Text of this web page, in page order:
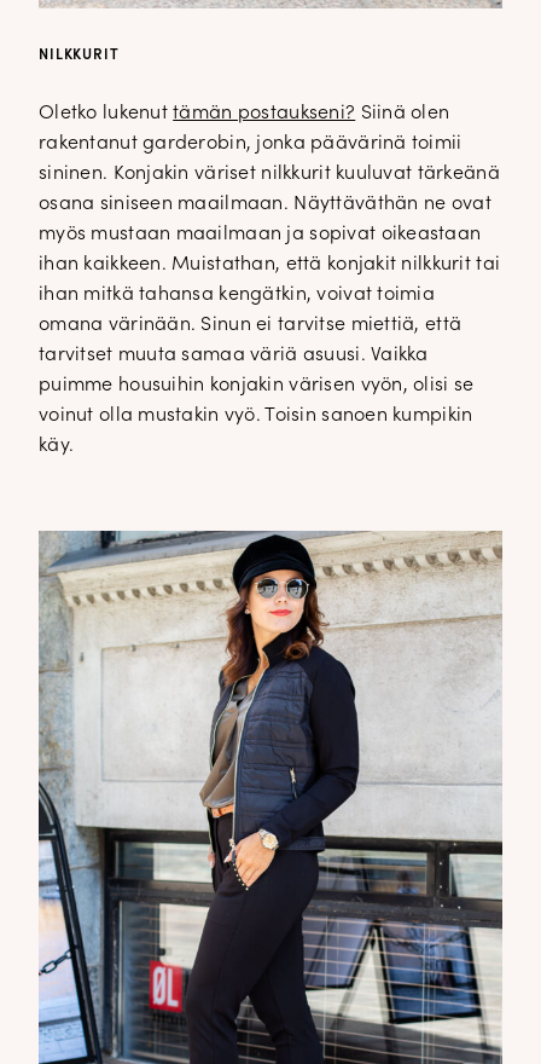
NILKKURIT
Oletko lukenuttämän postaukseni? Siinä olen
rakentanut garderobin, jonka päävärinä toimii
sininen. Konjakin väriset nilkkurit kuuluvat tärkeänä
osana siniseen maailmaan. Näyttäväthän ne ovat
myös mustaan maailmaan ja sopivat oikeastaan
ihan kaikkeen. Muistathan, että konjakit nilkkurit tai
ihan mitkä tahansa kengätkin, voivat toimia
omana värinään. Sinun ei tarvitse miettiä, että
tarvitset muuta samaa väriä asuusi. Vaikka
puimme housuihin konjakin värisen vyön, olisi se
voinut olla mustakin vyö. Toisin sanoen kumpikin
käy.